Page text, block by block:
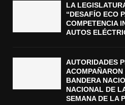
LA
“DESAFÍO ECO
COMPETENCIA
AUTOS
AUTORIDADES
BANDERA
NACIONAL DE
SEMANA DE LA